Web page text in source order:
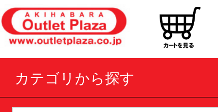
カテゴリから探す